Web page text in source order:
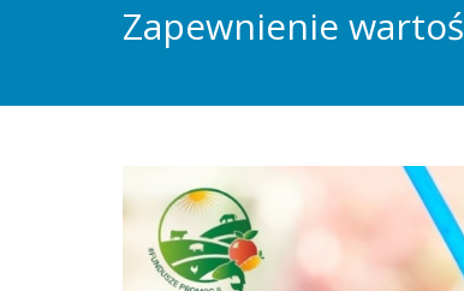
Zapewnienie